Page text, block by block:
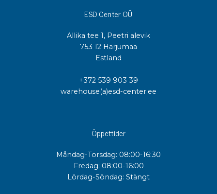
ESD Center OÜ
Allika tee 1, Peetri alevik
753 12 Harjumaa
Estland
+372 539 903 39
warehouse(a)esd-center.ee
Öppettider
Måndag-Torsdag: 08:00-16:30
Fredag: 08:00-16:00
Lördag-Söndag: Stängt